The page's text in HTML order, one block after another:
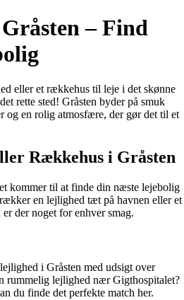
– Find
eller et rækkehus til leje i det skønne
rette sted! Gråsten byder på smuk
og en rolig atmosfære, der gør det til et
Rækkehus i Gråsten
kommer til at finde din næste lejebolig
en lejlighed tæt på havnen eller et
der noget for enhver smag.
i Gråsten med udsigt over
rummelig lejlighed nær Gigthospitalet?
du finde det perfekte match her.